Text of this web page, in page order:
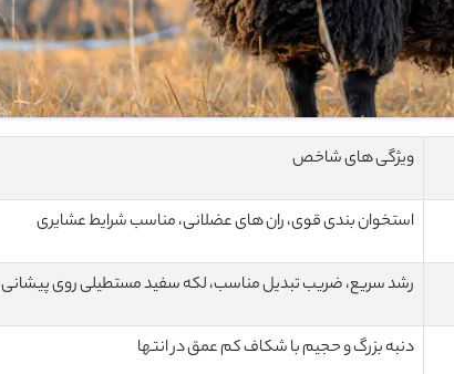
ویژگی های شاخص
استخوان‌ بندی قوی، ران ‌های عضلانی، مناسب شرایط عشایری
رشد سریع، ضریب تبدیل مناسب، لکه سفید مستطیلی روی پیشانی
دنبه بزرگ و حجیم با شکاف کم عمق در انتها